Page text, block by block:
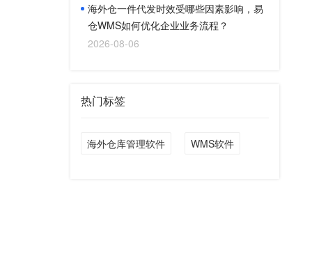
海外仓一件代发时效受哪些因素影响，易
仓WMS如何优化企业业务流程？
2026-08-06
热门标签
海外仓库管理软件 WMS软件